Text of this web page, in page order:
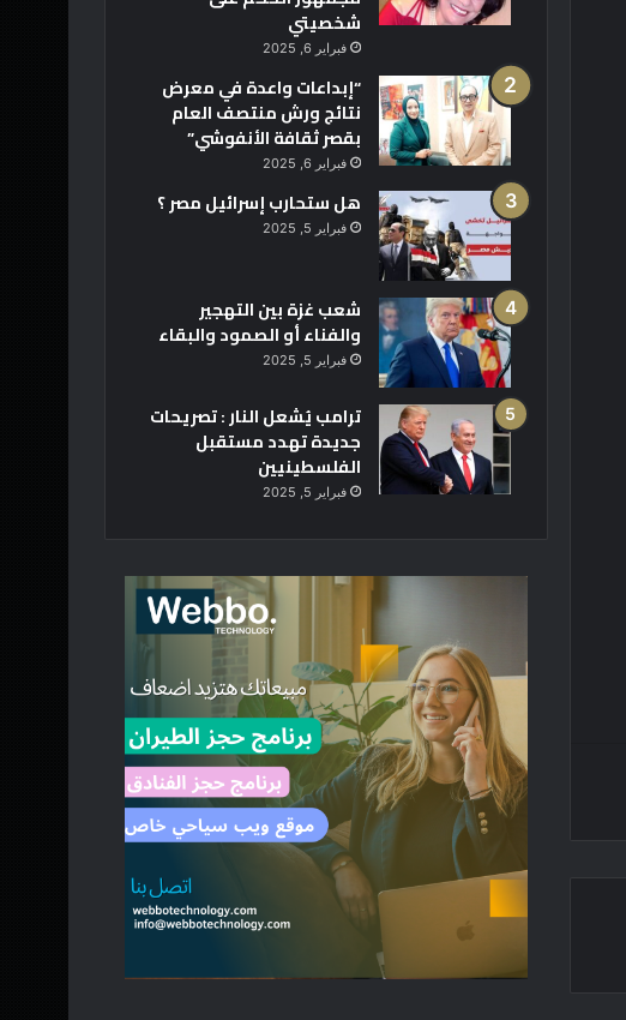
شخصيتي
فبراير 6, 2025
“إبداعات واعدة في معرض
نتائج ورش منتصف العام
بقصر ثقافة الأنفوشي”
فبراير 6, 2025
هل ستحارب إسرائيل مصر ؟
فبراير 5, 2025
شعب غزة بين التهجير
والفناء أو الصمود والبقاء
فبراير 5, 2025
ترامب يُشعل النار : تصريحات
جديدة تهدد مستقبل
الفلسطينيين
فبراير 5, 2025